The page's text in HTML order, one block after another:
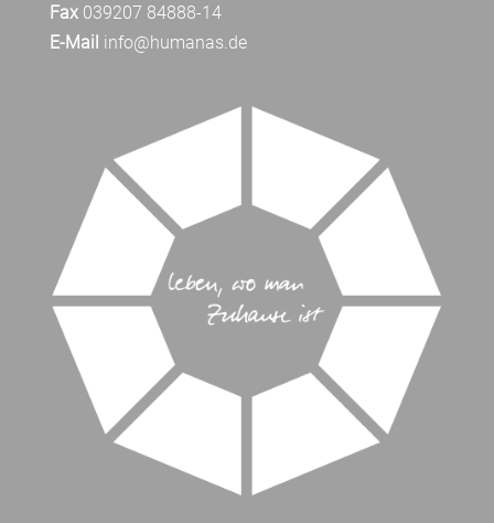
Fax039207 84888-14
E-Mail info@humanas.de